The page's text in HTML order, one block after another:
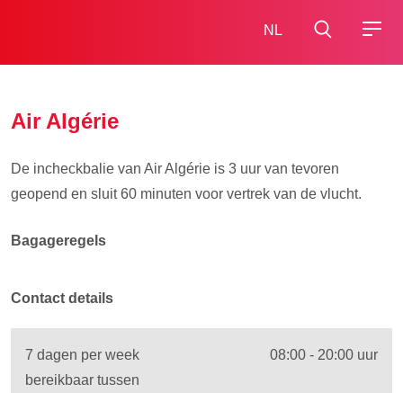
NL
Air Algérie
De incheckbalie van Air Algérie is 3 uur van tevoren
geopend en sluit 60 minuten voor vertrek van de vlucht.
Bagageregels
Contact details
7 dagen per week
bereikbaar tussen
08:00 - 20:00 uur